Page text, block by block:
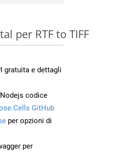
per RTF to TIFF
gratuita e dettagli
codice
GitHub
per opzioni di
per